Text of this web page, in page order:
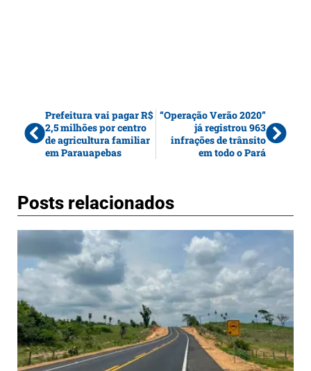
Prefeitura vai pagar R$
2,5 milhões por centro
de agricultura familiar
em Parauapebas
“Operação Verão 2020”
já registrou 963
infrações de trânsito
em todo o Pará
Posts relacionados